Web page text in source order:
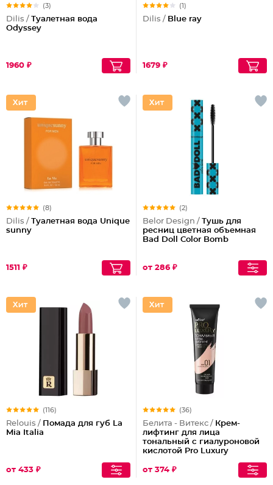
(3)
Dilis / Туалетная вода
Odyssey
1960 ₽
(1)
Dilis / Blue ray
1679 ₽
(8)
Dilis / Туалетная вода Unique
sunny
1511 ₽
(2)
Belor Design / Тушь для
ресниц цветная объемная
Bad Doll Color Bomb
от 286 ₽
(116)
Relouis / Помада для губ La
Mia Italia
от 433 ₽
(36)
Белита - Витекс / Крем-
лифтинг для лица
тональный с гиалуроновой
кислотой Pro Luxury
от 374 ₽